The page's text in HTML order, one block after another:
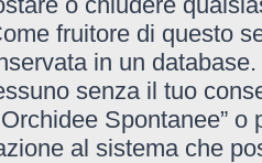
fruitore di questo
in un
senza il tuo
Spontanee”
al sistema che